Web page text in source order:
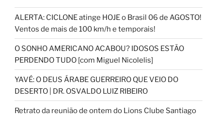
ALERTA: CICLONE atinge HOJE o Brasil 06 de AGOSTO!
Ventos de mais de 100 km/h e temporais!
O SONHO AMERICANO ACABOU? IDOSOS ESTÃO
PERDENDO TUDO [com Miguel Nicolelis]
YAVÉ: O DEUS ÁRABE GUERREIRO QUE VEIO DO
DESERTO | DR. OSVALDO LUIZ RIBEIRO
Retrato da reunião de ontem do Lions Clube Santiago